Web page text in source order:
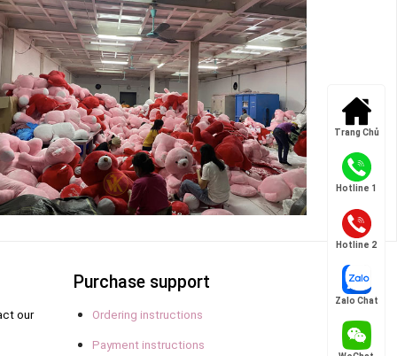
our
Purchase support
Ordering instructions
Payment instructions
Trang Chủ
Hotline 1
Hotline 2
Zalo Chat